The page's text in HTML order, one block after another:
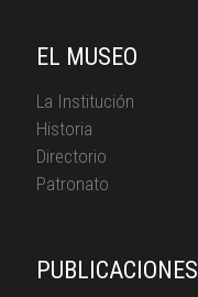
EL MUSEO
La Institución
Historia
Directorio
Patronato
PUBLICACIONES